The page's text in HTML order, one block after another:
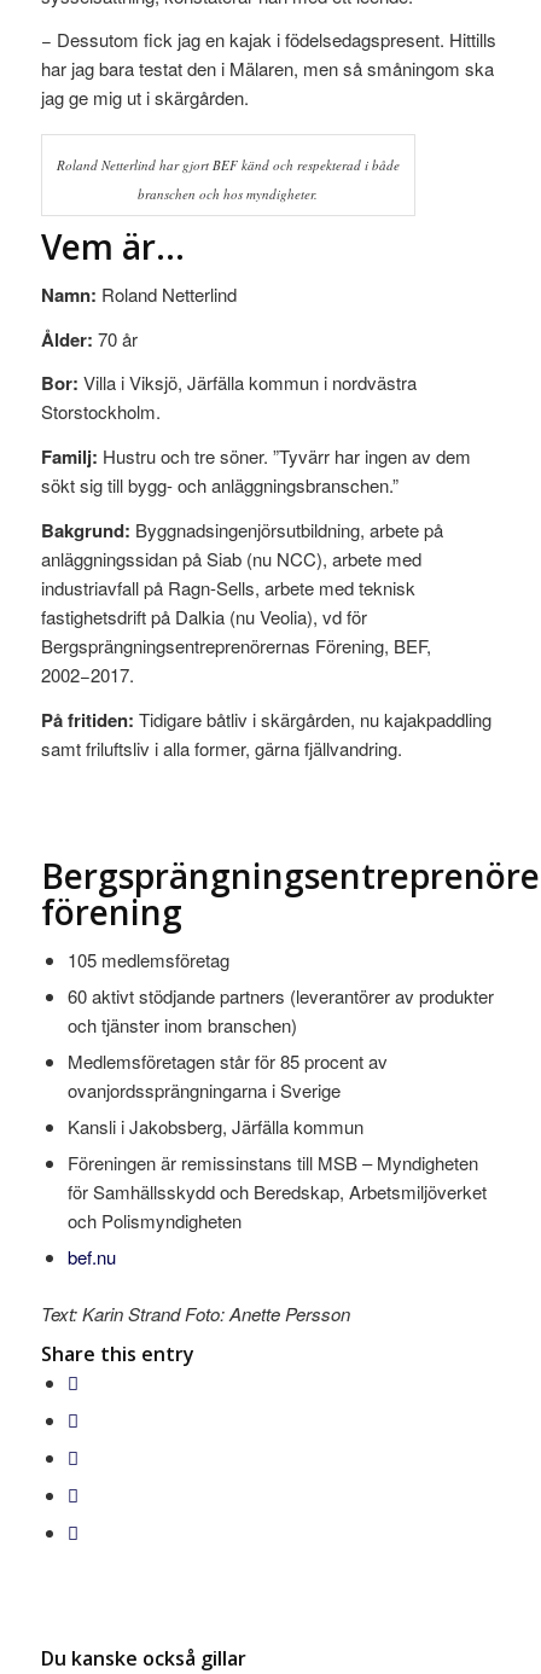
− Dessutom fick jag en kajak i födelsedagspresent. Hittills
har jag bara testat den i Mälaren, men så småningom ska
jag ge mig ut i skärgården.
Roland Netterlind har gjort BEF känd och respekterad i både
branschen och hos myndigheter.
Vem är…
Namn: Roland Netterlind
Ålder: 70 år
Bor: Villa i Viksjö, Järfälla kommun i nordvästra
Storstockholm.
Familj: Hustru och tre söner. ”Tyvärr har ingen av dem
sökt sig till bygg- och anläggningsbranschen.”
Bakgrund: Byggnadsingenjörsutbildning, arbete på
anläggningssidan på Siab (nu NCC), arbete med
industriavfall på Ragn-Sells, arbete med teknisk
fastighetsdrift på Dalkia (nu Veolia), vd för
Bergsprängningsentreprenörernas Förening, BEF,
2002−2017.
På fritiden: Tidigare båtliv i skärgården, nu kajakpaddling
samt friluftsliv i alla former, gärna fjällvandring.
förening
105 medlemsföretag
60 aktivt stödjande partners (leverantörer av produkter
och tjänster inom branschen)
Medlemsföretagen står för 85 procent av
ovanjordssprängningarna i Sverige
Kansli i Jakobsberg, Järfälla kommun
Föreningen är remissinstans till MSB – Myndigheten
för Samhällsskydd och Beredskap, Arbetsmiljöverket
och Polismyndigheten
bef.nu
Text: Karin Strand Foto: Anette Persson
Share this entry
Du kanske också gillar